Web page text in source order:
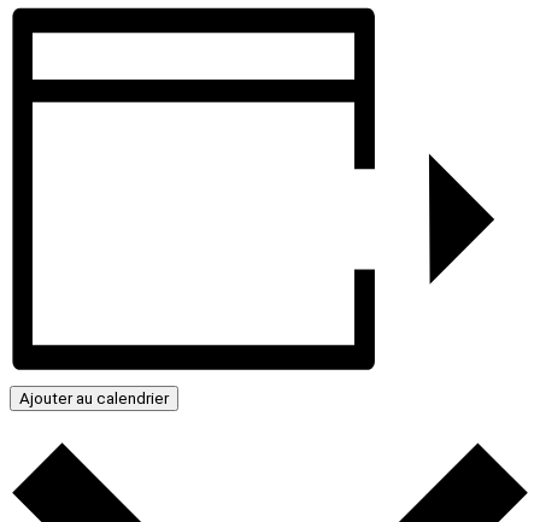
Ajouter au calendrier